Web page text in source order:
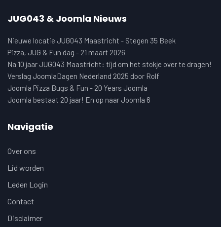
JUG043 & Joomla Nieuws
Nieuwe locatie JUG043 Maastricht - Stegen 35 Beek
Pizza, JUG & Fun dag - 21 maart 2026
Na 10 jaar JUG043 Maastricht: tijd om het stokje over te dragen!
Verslag JoomlaDagen Nederland 2025 door Rolf
Joomla Pizza Bugs & Fun - 20 Years Joomla
Joomla bestaat 20 jaar! En op naar Joomla 6
Navigatie
Over ons
Lid worden
Leden Login
Contact
Disclaimer